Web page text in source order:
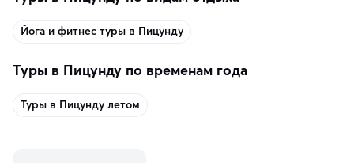
Йога и фитнес туры в Пицунду
Туры в Пицунду по временам года
Туры в Пицунду летом